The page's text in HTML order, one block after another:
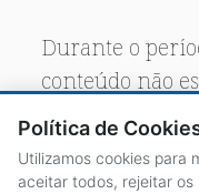
Durante o
conteúdo não
acesso público.
Política de
Utilizamos cookies para
aceitar todos, rejeitar os